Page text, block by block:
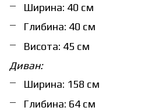
Ширина: 40 см
Глибина: 40 см
Висота: 45 см
Диван:
Ширина: 158 см
Глибина: 64 см